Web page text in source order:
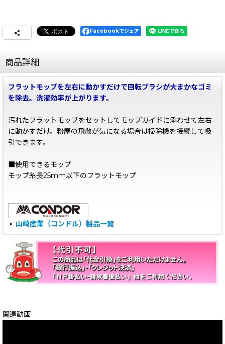
Facebookでシェア
商品詳細
フラットモップを左右に動かすだけで回転ブラシが大まかなゴミ
を除去。洗濯効率が上がります。
汚れたフラットモップをセットしてモップガイドに添わせて左右
に動かすだけ。粉塵の飛散が気になる場合は掃除機を接続して吸
引できます。
■使用できるモップ
モップ糸長25mm以下のフラットモップ
山崎産業（コンドル）製品一覧
関連動画